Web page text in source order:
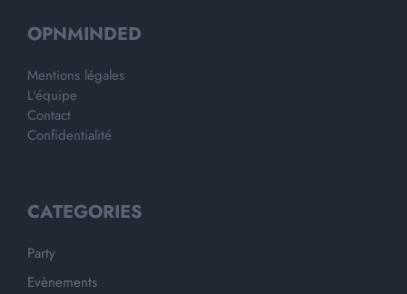
OPNMINDED
Mentions légales
L'équipe
Contact
Confidentialité
CATEGORIES
Party
Evènements